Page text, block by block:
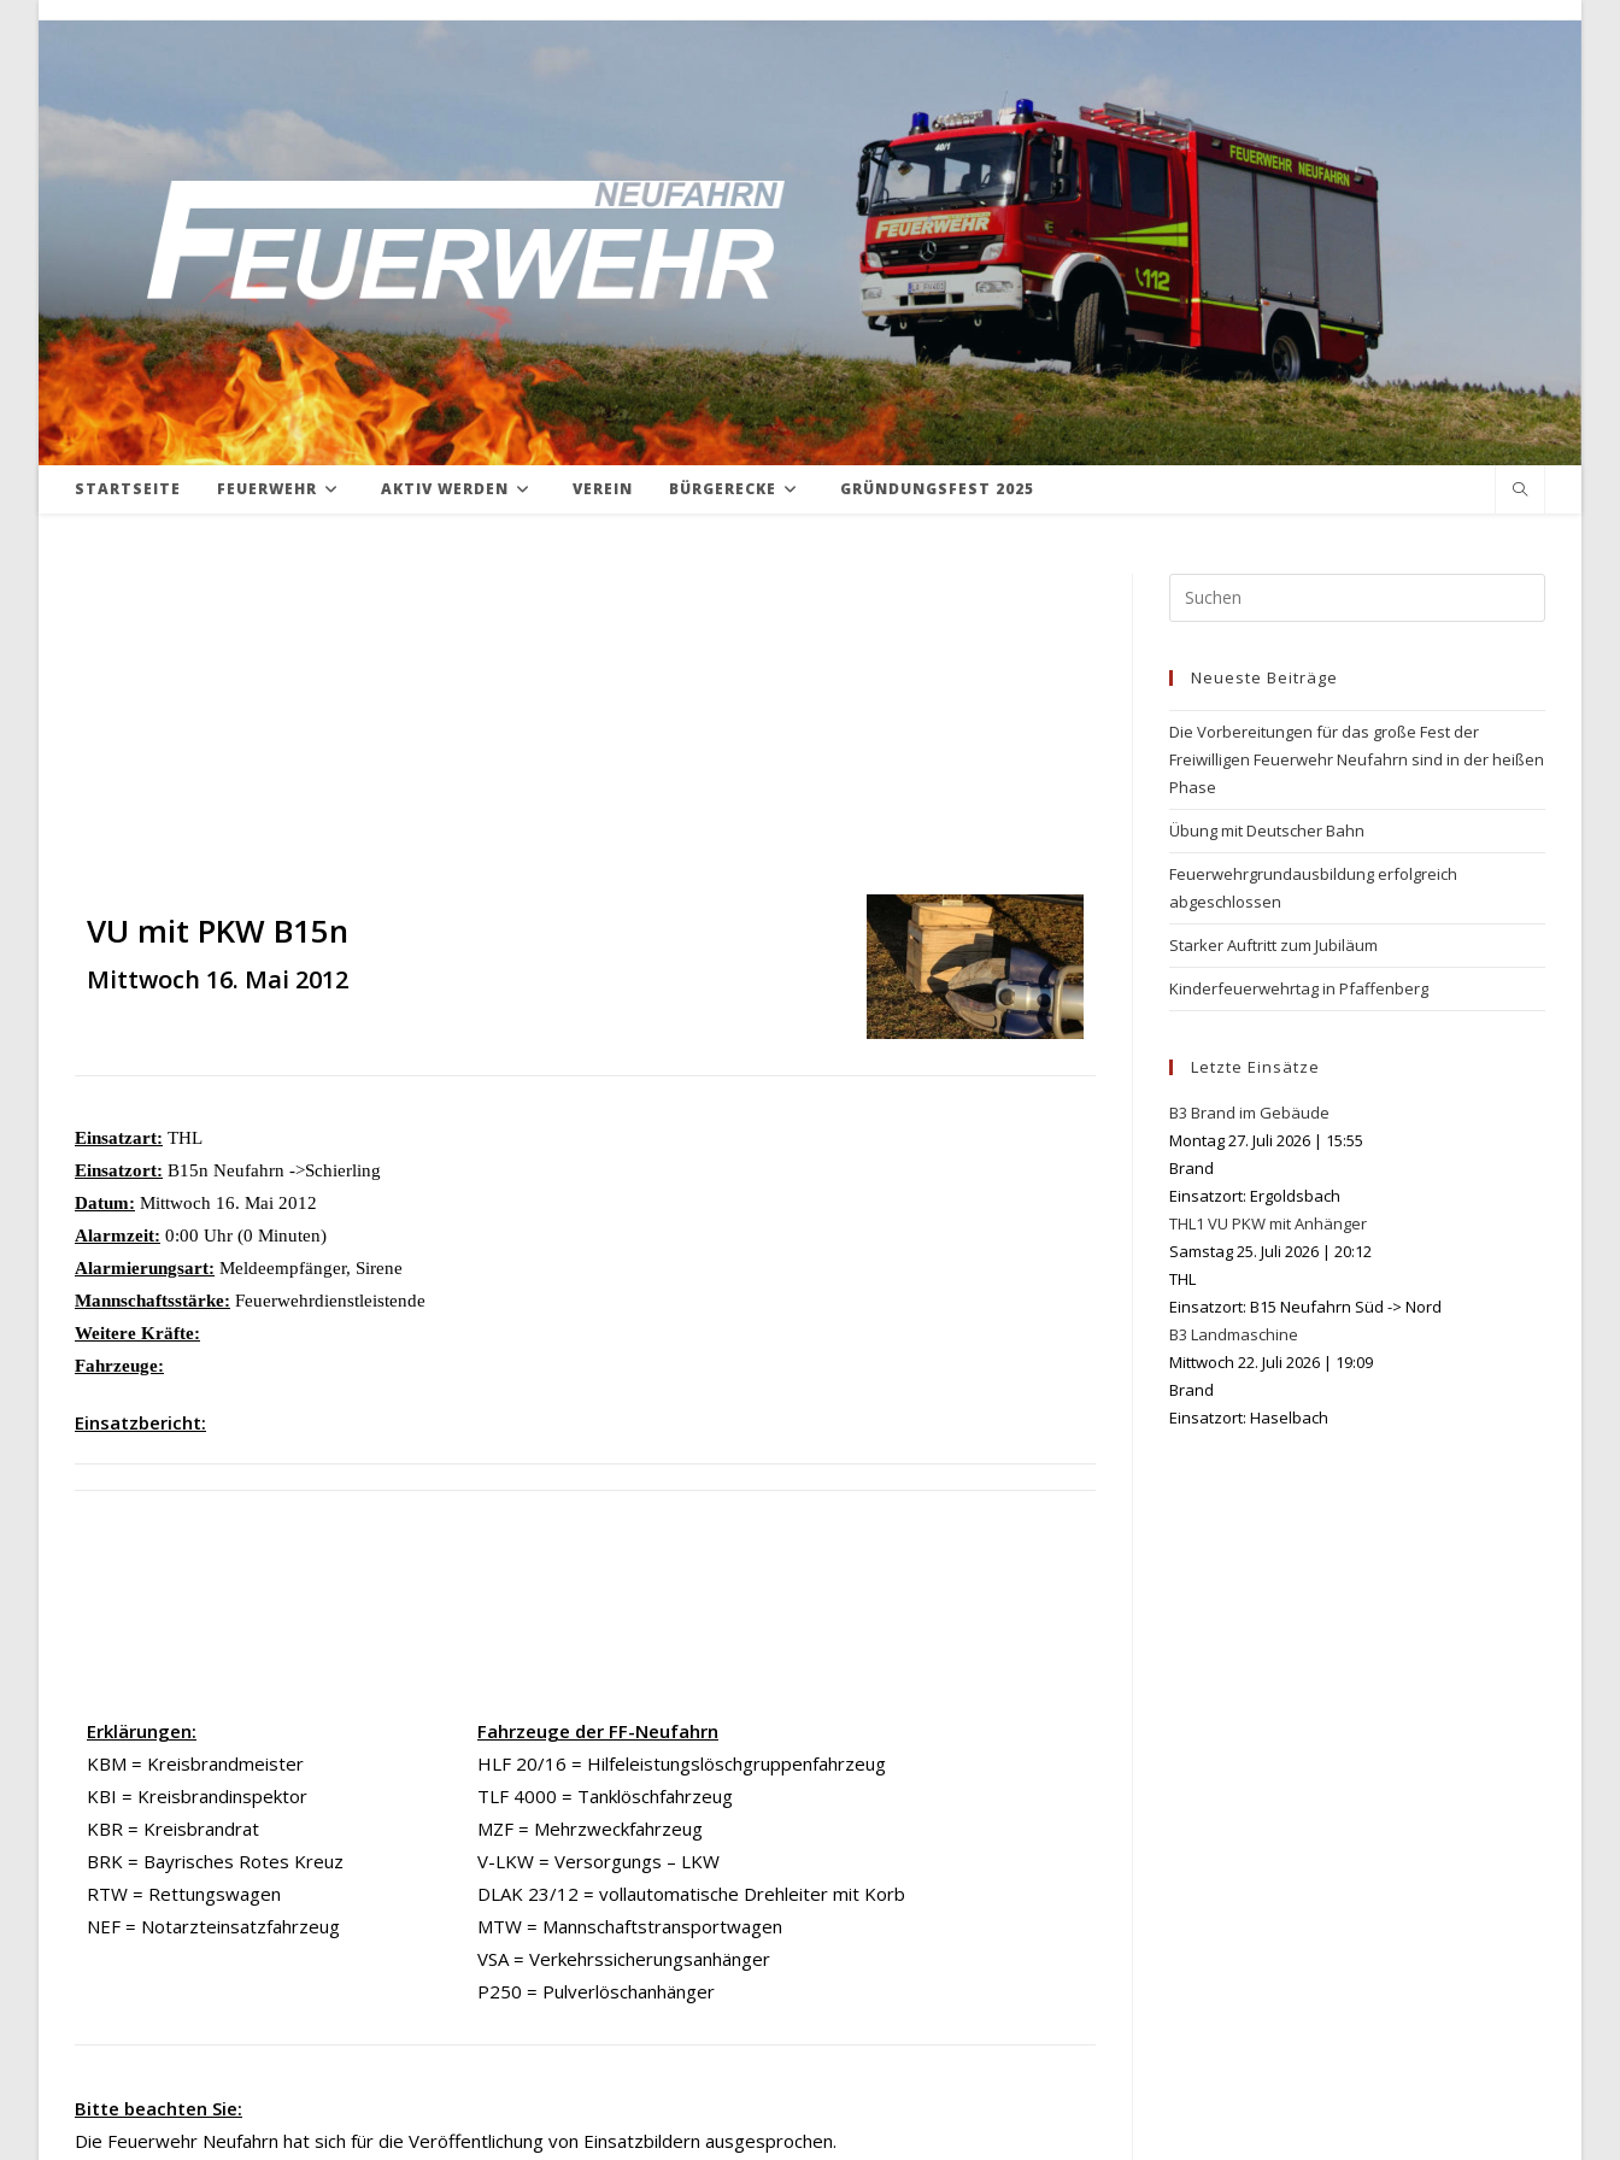
STARTSEITE FEUERWEHR AKTIV WERDEN VEREIN BÜRGERECKE GRÜNDUNGSFEST 2025
VU mit PKW B15n
Mittwoch 16. Mai 2012
Einsatzart: THL
Einsatzort: B15n Neufahrn ->Schierling
Datum: Mittwoch 16. Mai 2012
Alarmzeit: 0:00 Uhr (0 Minuten)
Alarmierungsart: Meldeempfänger, Sirene
Mannschaftsstärke: Feuerwehrdienstleistende
Weitere Kräfte:
Fahrzeuge:
Einsatzbericht:
Erklärungen:
KBM = Kreisbrandmeister
KBI = Kreisbrandinspektor
KBR = Kreisbrandrat
BRK = Bayrisches Rotes Kreuz
RTW = Rettungswagen
NEF = Notarzteinsatzfahrzeug
Fahrzeuge der FF-Neufahrn
HLF 20/16 = Hilfeleistungslöschgruppenfahrzeug
TLF 4000 = Tanklöschfahrzeug
MZF = Mehrzweckfahrzeug
V-LKW = Versorgungs – LKW
DLAK 23/12 = vollautomatische Drehleiter mit Korb
MTW = Mannschaftstransportwagen
VSA = Verkehrssicherungsanhänger
P250 = Pulverlöschanhänger
Bitte beachten Sie:
Die Feuerwehr Neufahrn hat sich für die Veröffentlichung von Einsatzbildern ausgesprochen.
Escape
Neueste Beiträge
Die Vorbereitungen für das große Fest der
Freiwilligen Feuerwehr Neufahrn sind in der heißen
Phase
Übung mit Deutscher Bahn
Feuerwehrgrundausbildung erfolgreich
abgeschlossen
Starker Auftritt zum Jubiläum
Kinderfeuerwehrtag in Pfaffenberg
Letzte Einsätze
B3 Brand im Gebäude
Montag 27. Juli 2026 | 15:55
Brand
Einsatzort: Ergoldsbach
THL1 VU PKW mit Anhänger
Samstag 25. Juli 2026 |20:12
THL
Einsatzort: B15 Neufahrn Süd -> Nord
B3 Landmaschine
Mittwoch 22. Juli 2026 | 19:09
Brand
Einsatzort: Haselbach